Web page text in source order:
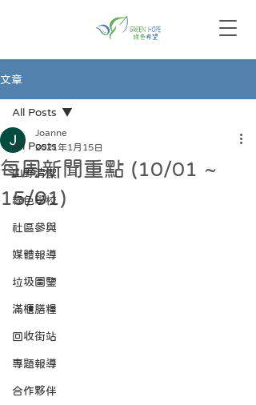
文章
All Posts
山野清潔
綠色學校
社區參與
媒體報導
垃圾圖鑒
滿櫃膳糧
回收街站
專題報導
合作夥伴
All Posts
每周新聞重點 (10/01 ~
15/01)
Joanne
2021年1月15日